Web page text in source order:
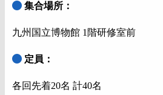
集合場所：
九州国立博物館 1階研修室前
定員：
各回先着20名 計40名